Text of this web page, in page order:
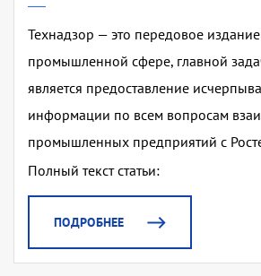
Технадзор — это передовое
промышленной сфере, главной
является предоставление
информации по всем вопросам
промышленных предприятий с
Полный текст статьи:
ПОДРОБНЕЕ